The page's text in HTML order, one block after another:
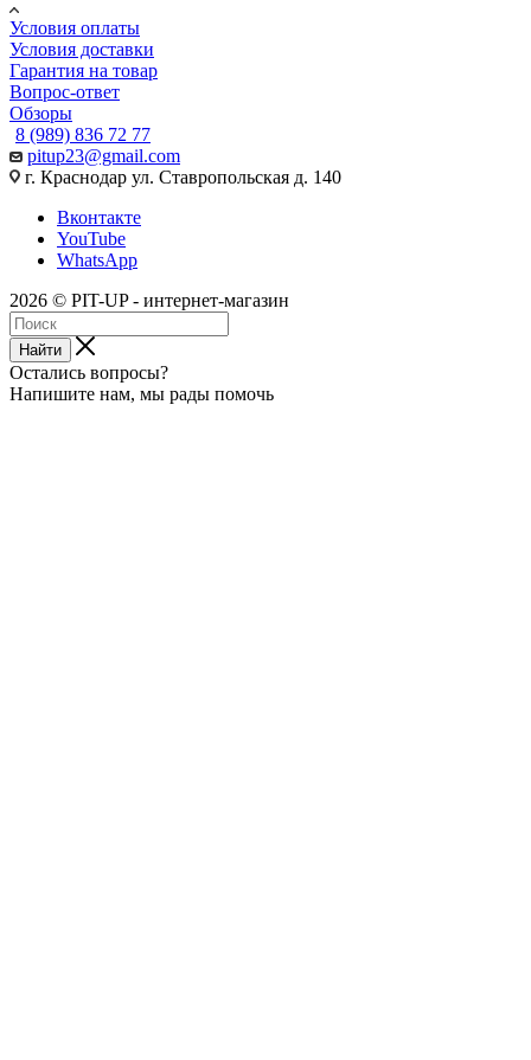
Условия оплаты
Условия доставки
Гарантия на товар
Вопрос-ответ
Обзоры
8 (989) 836 72 77
pitup23@gmail.com
г. Краснодар ул. Ставропольская д. 140
Вконтакте
YouTube
WhatsApp
2026 © PIT-UP - интернет-магазин
Найти
Остались вопросы?
Напишите нам, мы рады помочь